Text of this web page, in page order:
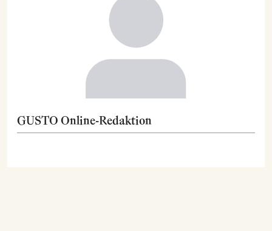
GUSTO Online-Redaktion